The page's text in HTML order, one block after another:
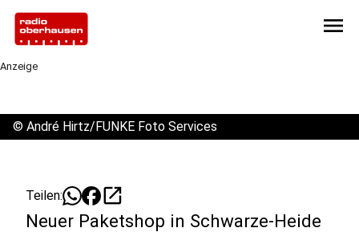
menu
Anzeige
© André Hirtz/FUNKE Foto Services
Teilen: open_in_new
Neuer Paketshop in Schwarze-Heide